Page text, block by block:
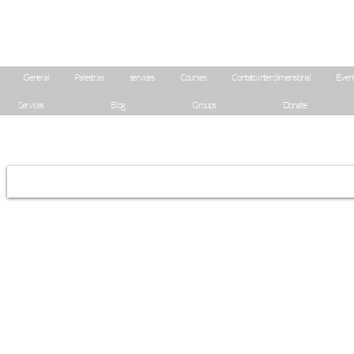
General Palestras services Courses Contato Interdimensional
Services Blog Groups Donate